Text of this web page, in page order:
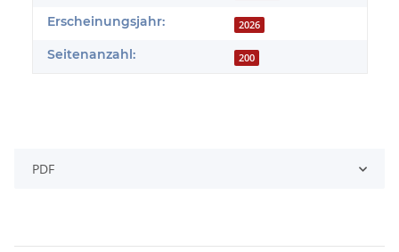
Erscheinungsjahr: 2026
Seitenanzahl: 200
PDF